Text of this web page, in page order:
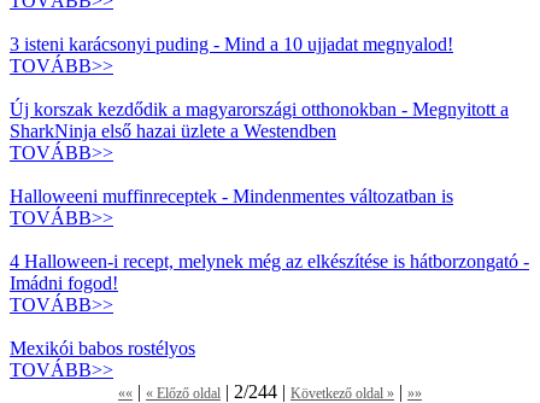
3 isteni karácsonyi puding - Mind a 10 ujjadat megnyalod!
TOVÁBB>>
Új korszak kezdődik a magyarországi otthonokban - Megnyitott a
SharkNinja első hazai üzlete a Westendben
TOVÁBB>>
Halloweeni muffinreceptek - Mindenmentes változatban is
TOVÁBB>>
4 Halloween-i recept, melynek még az elkészítése is hátborzongató -
Imádni fogod!
TOVÁBB>>
Mexikói babos rostélyos
TOVÁBB>>
«« | « Előző oldal | 2/244 | Következő oldal » | »»